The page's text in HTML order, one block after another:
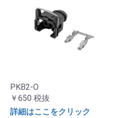
PKB2-O
￥650 税抜
詳細はここをクリック